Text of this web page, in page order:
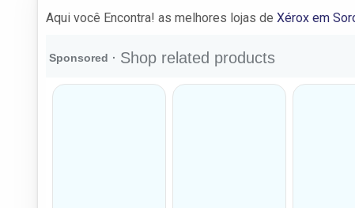
Aqui você Encontra! as melhores lojas de Xérox em